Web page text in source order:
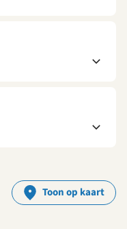
Toon op kaart